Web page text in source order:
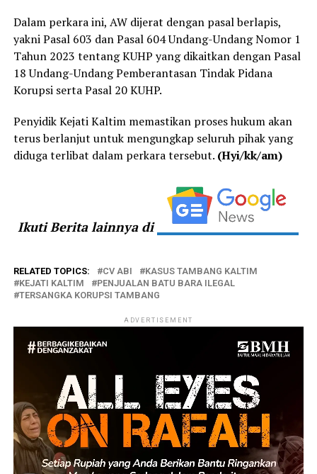
Dalam perkara ini, AW dijerat dengan pasal berlapis,
yakni Pasal 603 dan Pasal 604 Undang-Undang Nomor 1
Tahun 2023 tentang KUHP yang dikaitkan dengan Pasal
18 Undang-Undang Pemberantasan Tindak Pidana
Korupsi serta Pasal 20 KUHP.
Penyidik Kejati Kaltim memastikan proses hukum akan
terus berlanjut untuk mengungkap seluruh pihak yang
diduga terlibat dalam perkara tersebut. (Hyi/kk/am)
Ikuti Berita lainnya di
RELATED TOPICS: CV ABI
KASUS TAMBANG KALTIM
KEJATI KALTIM
PENJUALAN BATU BARA ILEGAL
TERSANGKA KORUPSI TAMBANG
ADVERTISEMENT